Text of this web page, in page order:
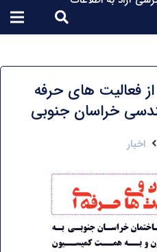
فعالیت های حرفه
خراسان جنوبی
اخبار